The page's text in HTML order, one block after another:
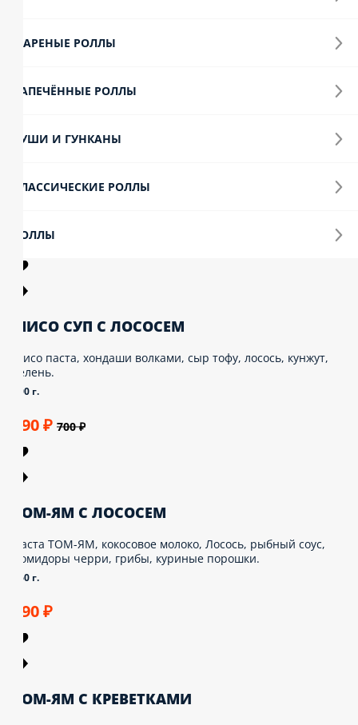
РОЛЛЫ
РОЛЛЫ
И ГУНКАНЫ
РОЛЛЫ
СУП С ЛОСОСЕМ
паста, хондаши волками, сыр тофу, лосось, кунжут,
₽ 700 ₽
ЯМ С ЛОСОСЕМ
ТОМ-ЯМ, кокосовое молоко, Лосось, рыбный соус,
черри, грибы, куриные порошки.
₽
ЯМ С КРЕВЕТКАМИ